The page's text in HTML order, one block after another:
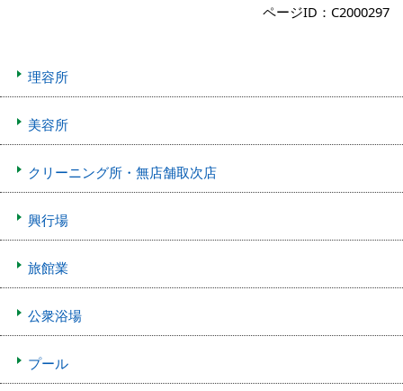
ページID：C2000297
理容所
美容所
クリーニング所・無店舗取次店
興行場
旅館業
公衆浴場
プール